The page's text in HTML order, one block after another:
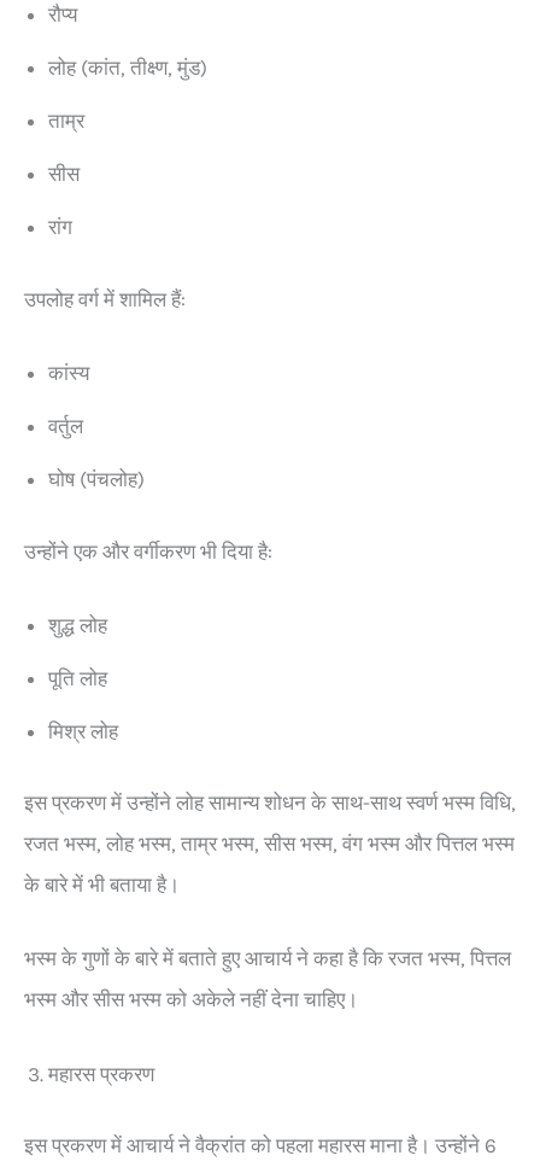
रौप्य
लोह (कांत, तीक्ष्ण, मुंड)
ताम्र
सीस
रांग
उपलोह वर्ग में शामिल हैं:
कांस्य
वर्तुल
घोष (पंचलोह)
उन्होंने एक और वर्गीकरण भी दिया है:
शुद्ध लोह
पूति लोह
मिश्र लोह
इस प्रकरण में उन्होंने लोह सामान्य शोधन के साथ-साथ स्वर्ण भस्म विधि,
रजत भस्म, लोह भस्म, ताम्र भस्म, सीस भस्म, वंग भस्म और पित्तल भस्म
के बारे में भी बताया है।
भस्म के गुणों के बारे में बताते हुए आचार्य ने कहा है कि रजत भस्म, पित्तल
भस्म और सीस भस्म को अकेले नहीं देना चाहिए।
महारस प्रकरण
इस प्रकरण में आचार्य ने वैक्रांत को पहला महारस माना है। उन्होंने 6